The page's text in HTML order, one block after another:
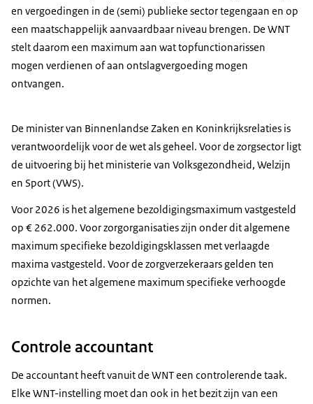
en vergoedingen in de (semi) publieke sector tegengaan en op
een maatschappelijk aanvaardbaar niveau brengen. De WNT
stelt daarom een maximum aan wat topfunctionarissen
mogen verdienen of aan ontslagvergoeding mogen
ontvangen.
De minister van Binnenlandse Zaken en Koninkrijksrelaties is
verantwoordelijk voor de wet als geheel. Voor de zorgsector ligt
de uitvoering bij het ministerie van Volksgezondheid, Welzijn
en Sport (VWS).
Voor 2026 is het algemene bezoldigingsmaximum vastgesteld
op € 262.000. Voor zorgorganisaties zijn onder dit algemene
maximum specifieke bezoldigingsklassen met verlaagde
maxima vastgesteld. Voor de zorgverzekeraars gelden ten
opzichte van het algemene maximum specifieke verhoogde
normen.
Controle accountant
De accountant heeft vanuit de WNT een controlerende taak.
Elke WNT-instelling moet dan ook in het bezit zijn van een